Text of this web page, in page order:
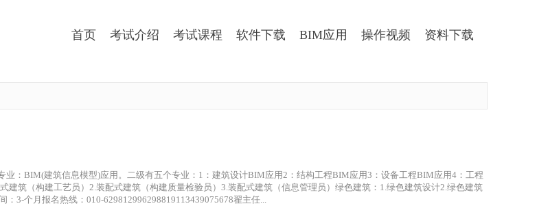
首页 考试介绍 考试课程 软件下载 BIM应用 操作视频 资料下载
：BIM(建筑信息模型)应用。二级有五个专业：1：建筑设计BIM应用2：结构工程BIM应用3：设备工程BIM应用4：工程
筑（构建工艺员）2.装配式建筑（构建质量检验员）3.装配式建筑（信息管理员）绿色建筑：1.绿色建筑设计2.绿色建筑
3-个月报名热线：010-629812996298819113439075678翟主任...